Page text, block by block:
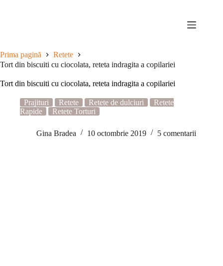
Prima pagină
Retete
Tort din biscuiti cu ciocolata, reteta indragita a copilariei
Tort din biscuiti cu ciocolata, reteta indragita a copilariei
Prajituri Retete Retete de dulciuri
Retete
Rapide
Retete Torturi
Gina Bradea 10 octombrie 2019 5 comentarii